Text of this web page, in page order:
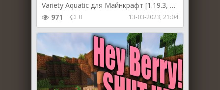
Variety Aquatic для Майнкрафт [1.19.3, 1.19.2, 1.18.2]
971
0 13-03-2023, 21:04